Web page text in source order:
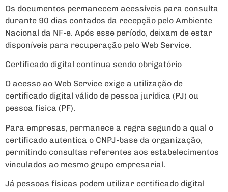
Os documentos permanecem acessíveis para consulta
durante 90 dias contados da recepção pelo Ambiente
Nacional da NF-e. Após esse período, deixam de estar
disponíveis para recuperação pelo Web Service.
Certificado digital continua sendo obrigatório
O acesso ao Web Service exige a utilização de
certificado digital válido de pessoa jurídica (PJ) ou
pessoa física (PF).
Para empresas, permanece a regra segundo a qual o
certificado autentica o CNPJ-base da organização,
permitindo consultas referentes aos estabelecimentos
vinculados ao mesmo grupo empresarial.
Já pessoas físicas podem utilizar certificado digital